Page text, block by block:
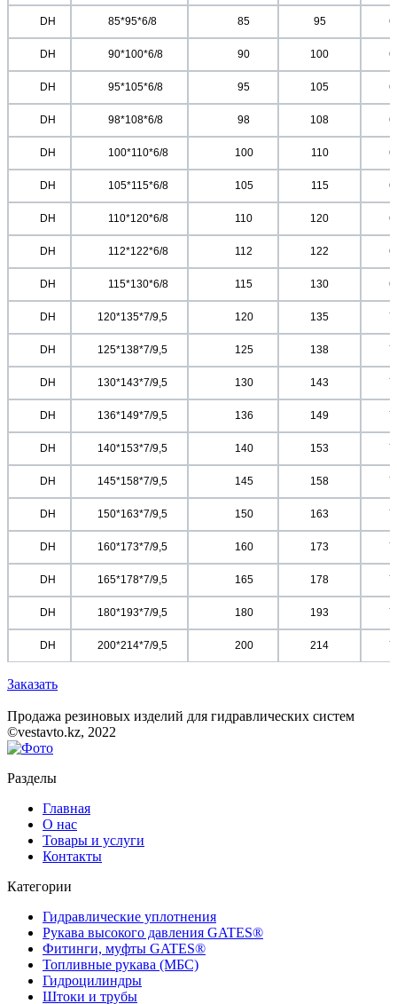
	85
95 6
	90
100 6
	95
105 6
	98
108 6
	100
110 6
	105
115 6
	110
120 6
	112
122 6
	115
130 6
	120
135 7
	125
138 7
	130
143 7
	136
149 7
	140
153 7
	145
158 7
	150
163 7
	160
173 7
	165
178 7
	180
193 7
	200
214 7
Заказать
Продажа резиновых изделий для гидравлических систем
©vestavto.kz, 2022
Разделы
Главная
О нас
Товары и услуги
Контакты
Категории
Гидравлические уплотнения
Рукава высокого давления GATES®
Фитинги, муфты GATES®
Топливные рукава (МБС)
Гидроцилиндры
Штоки и трубы